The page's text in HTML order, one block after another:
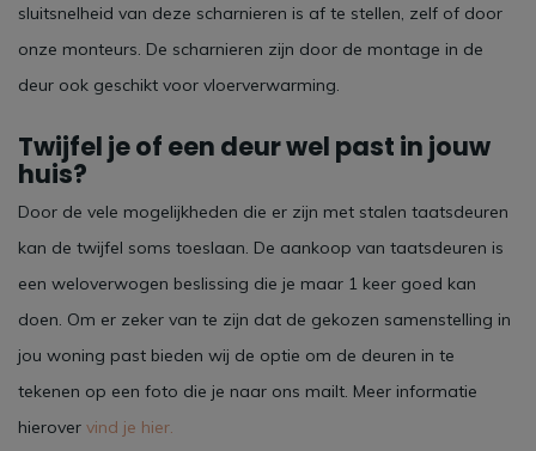
sluitsnelheid van deze scharnieren is af te stellen, zelf of door
onze monteurs. De scharnieren zijn door de montage in de
deur ook geschikt voor vloerverwarming.
Twijfel je of een deur wel past in jouw
huis?
Door de vele mogelijkheden die er zijn met stalen taatsdeuren
kan de twijfel soms toeslaan. De aankoop van taatsdeuren is
een weloverwogen beslissing die je maar 1 keer goed kan
doen. Om er zeker van te zijn dat de gekozen samenstelling in
jou woning past bieden wij de optie om de deuren in te
tekenen op een foto die je naar ons mailt. Meer informatie
hierover vind je hier.